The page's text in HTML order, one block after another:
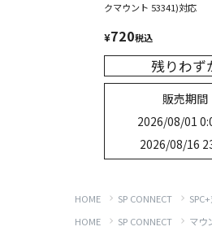
クマウント 53341)対応
¥720税込
残りわず
販売期間
2026/08/01
2026/08/16
HOME SP CONNECT
HOME SP CONNECT マウ